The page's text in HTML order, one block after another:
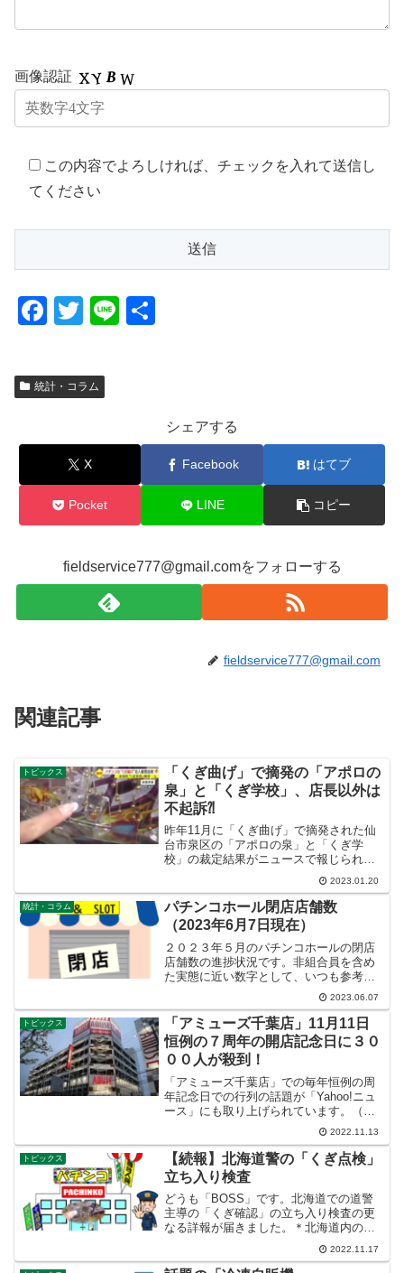
画像認証
この内容でよろしければ、チェックを入れて送信し
てください
F
c
e
o
o
k
T
tt
er
Li
統計・コラム
シェアする
X Facebook はてブ
Pocket LINE コピー
fieldservice777@gmail.comをフォローする
fieldservice777@gmail.com
関連記事
トピックス
「くぎ曲げ」で摘発の「アポロの
泉」と「くぎ学校」、店長以外は
不起訴⁈
昨年11月に「くぎ曲げ」で摘発された仙
台市泉区の「アポロの泉」と「くぎ学
校」の裁定結果がニュースで報じられま
した。当時の男性店長は県公安委員会の
承認を得ずに店のパチンコ台１台のくぎ
の幅を変えたとして略式起訴となり、同
店舗を経営していた金盛商...
2023.01.20
統計・コラム
パチンコホール閉店店舗数
（2023年6月7日現在）
２０２３年５月のパチンコホールの閉店
店舗数の進捗状況です。非組合員を含め
た実態に近い数字として、いつも参考に
している「ここパチ！」の集計では廃
業・休業合わせての閉店店舗数が５月末
までで２７８件（２０２２年同月の累計
閉店数：437件）で営業店...
2023.06.07
トピックス
「アミューズ千葉店」11月11日
恒例の７周年の開店記念日に３０
００人が殺到！
「アミューズ千葉店」での毎年恒例の周
年記念日での行列の話題が「Yahoo!ニュ
ース」にも取り上げられています。（イ
メージ写真が古すぎて現状とかけ離れて
いますが・・・）当日の周辺道路は大渋
滞となりＳＮＳでも写真が投稿されたり
しています。アミュ...
2022.11.13
トピックス
【続報】北海道警の「くぎ点検」
立ち入り検査
どうも「BOSS」です。北海道での道警
主導の「くぎ確認」の立ち入り検査の更
なる詳報が届きました。＊北海道内の大
手系列店、大型店舗のみに立ち入り検査
実施。＊釘確認シートの有無/役比モニタ
2022.11.17